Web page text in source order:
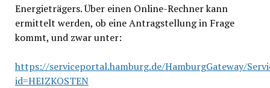
Energieträgers. Über einen Online-Rechner kann
ermittelt werden, ob eine Antragstellung in Frage
kommt, und zwar unter:
https://serviceportal.hamburg.de/HamburgGateway/
id=HEIZKOSTEN